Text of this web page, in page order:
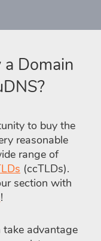
Domain
to buy the
reasonable
range of
(ccTLDs).
section with
!
take advantage